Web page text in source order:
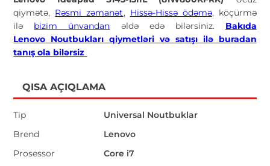
qiymətə, Rəsmi zəmanət, Hissə-Hissə ödəmə, köçürmə
ilə bizim ünvandan əldə edə bilərsiniz. Bakıda
Lenovo Noutbukları qiymetləri və satışı ilə buradan
tanış ola bilərsiz
QISA AÇIQLAMA
Tip
Universal Noutbuklar
Brend
Lenovo
Prosessor
Core i7